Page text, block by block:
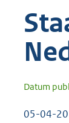
Datum
05-04-